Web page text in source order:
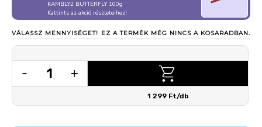
KAMBLY2 BUTTERFLY 100g
Kattints az akció részleteihez!
VÁLASSZ MENNYISÉGET! EZ A TERMÉK MÉG NINCS A KOSARADBAN.
- 1 +
1 299 Ft/db